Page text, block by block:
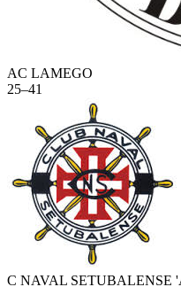
AC LAMEGO
25–41
C NAVAL SETUBALENSE